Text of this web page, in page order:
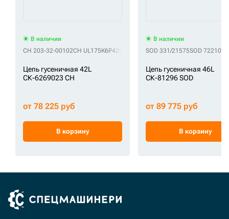
В наличии
CH 203-32-00102CH UL175K6P42 CH VE40120742
Цепь гусеничная 42L
СК-6269023 CH
от 78 225 руб
В корзину
В наличии
SOD 331/21575SOD
Цепь гусеничная 46L
СК-81296 SOD
от 89 775 руб
В корзину